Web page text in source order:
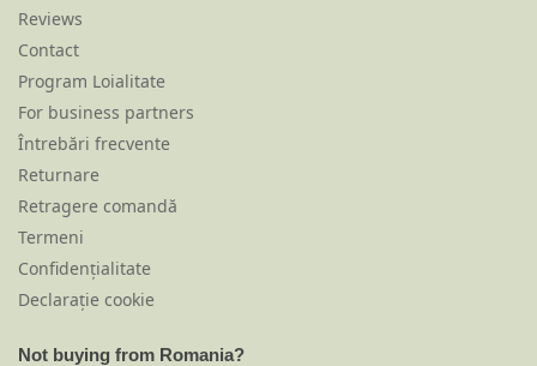
Reviews
Contact
Program Loialitate
For business partners
Întrebări frecvente
Returnare
Retragere comandă
Termeni
Confidențialitate
Declarație cookie
Not buying from Romania?